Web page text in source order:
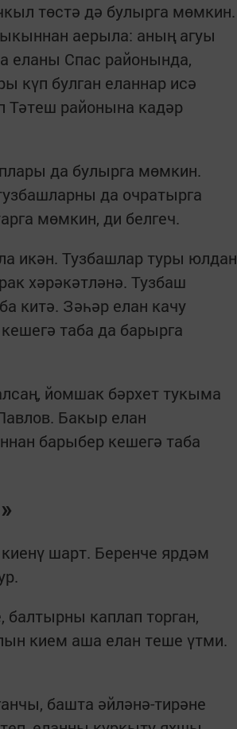
төстә дә булырга мөмкин.
аерыла: аның агуы
еланы Спас районында,
күп булган еланнар исә
Тәтеш районына кадәр
да булырга мөмкин.
да очратырга
мөмкин, ди белгеч.
икән. Тузбашлар туры
хәрәкәтләнә. Тузбаш
китә. Зәһәр елан качу
таба да барырга
йомшак бәрхет тукыма
Бакыр елан
барыбер кешегә таба
шарт. Беренче ярдәм
каплап торган,
кием аша елан теше үтми.
башта әйләнә-тирәне